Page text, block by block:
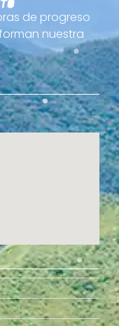
de progreso
nuestra